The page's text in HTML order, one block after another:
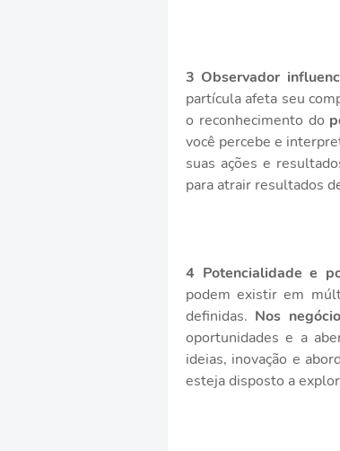
3 Observador
partícula afeta seu
o reconhecimento do
você percebe e
suas ações e
para atrair resultados
4 Potencialidade e
podem existir em
definidas. Nos
oportunidades e a
ideias, inovação e
esteja disposto a